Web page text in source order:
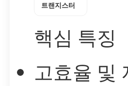
트랜지스터
핵심 특징
고효율 및